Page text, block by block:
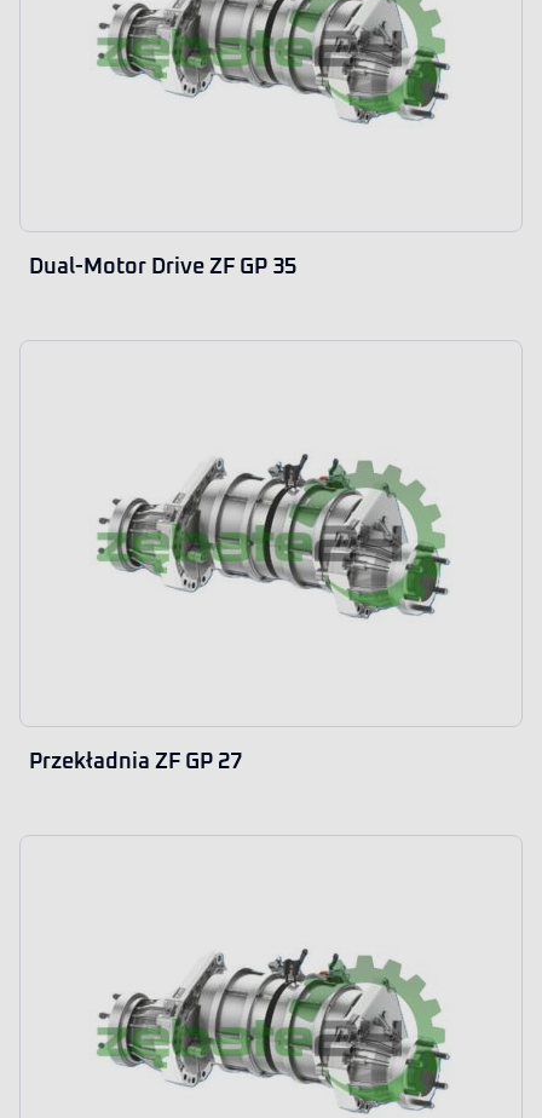
Dual-Motor Drive ZF GP 35
Przekładnia ZF GP 27